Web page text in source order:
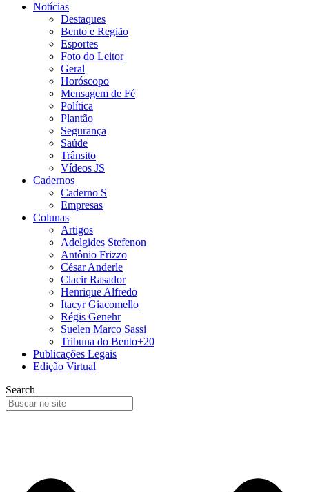
Notícias
Destaques
Bento e Região
Esportes
Foto do Leitor
Geral
Horóscopo
Mensagem de Fé
Política
Plantão
Segurança
Saúde
Trânsito
Vídeos JS
Cadernos
Caderno S
Empresas
Colunas
Artigos
Adelgides Stefenon
Antônio Frizzo
César Anderle
Clacir Rasador
Henrique Alfredo
Itacyr Giacomello
Régis Genehr
Suelen Marco Sassi
Tribuna do Bento+20
Publicações Legais
Edição Virtual
Search